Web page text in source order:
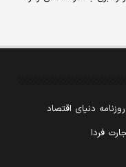
روزنامه دنیای اقتصاد
فردا